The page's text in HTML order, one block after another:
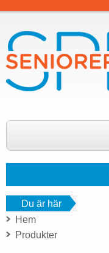
Du är här
Hem
Produkter